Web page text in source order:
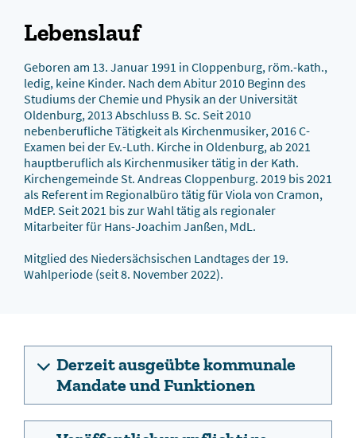
Lebenslauf
Geboren am 13. Januar 1991 in Cloppenburg, röm.-kath.,
ledig, keine Kinder. Nach dem Abitur 2010 Beginn des
Studiums der Chemie und Physik an der Universität
Oldenburg, 2013 Abschluss B. Sc. Seit 2010
nebenberufliche Tätigkeit als Kirchenmusiker, 2016 C-
Examen bei der Ev.-Luth. Kirche in Oldenburg, ab 2021
hauptberuflich als Kirchenmusiker tätig in der Kath.
Kirchengemeinde St. Andreas Cloppenburg. 2019 bis 2021
als Referent im Regionalbüro tätig für Viola von Cramon,
MdEP. Seit 2021 bis zur Wahl tätig als regionaler
Mitarbeiter für Hans-Joachim Janßen, MdL.
Mitglied des Niedersächsischen Landtages der 19.
Wahlperiode (seit 8. November 2022).
Derzeit ausgeübte kommunale
Mandate und Funktionen